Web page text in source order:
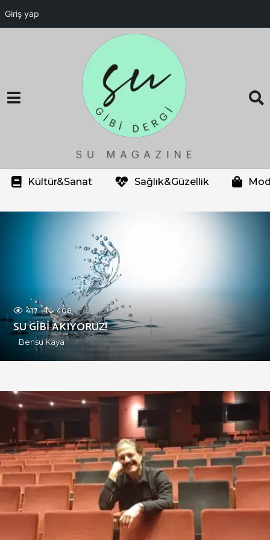
Giriş yap
Kültür&Sanat Sağlık&Güzellik
417 406
SU GİBİ AKIYORUZ!
Bensu Kaya
S
U
G
I
B
I
D